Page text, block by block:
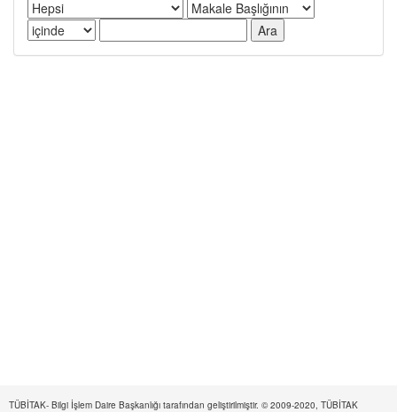
TÜBİTAK- Bilgi İşlem Daire Başkanlığı tarafından geliştirilmiştir. © 2009-2020, TÜBİTAK